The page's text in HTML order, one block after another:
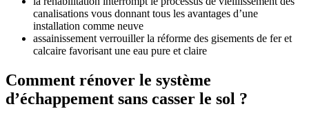
canalisations vous donnant tous les avantages d’une
installation comme neuve
assainissement verrouiller la réforme des gisements de fer et
calcaire favorisant une eau pure et claire
Comment rénover le système
d’échappement sans casser le sol ?